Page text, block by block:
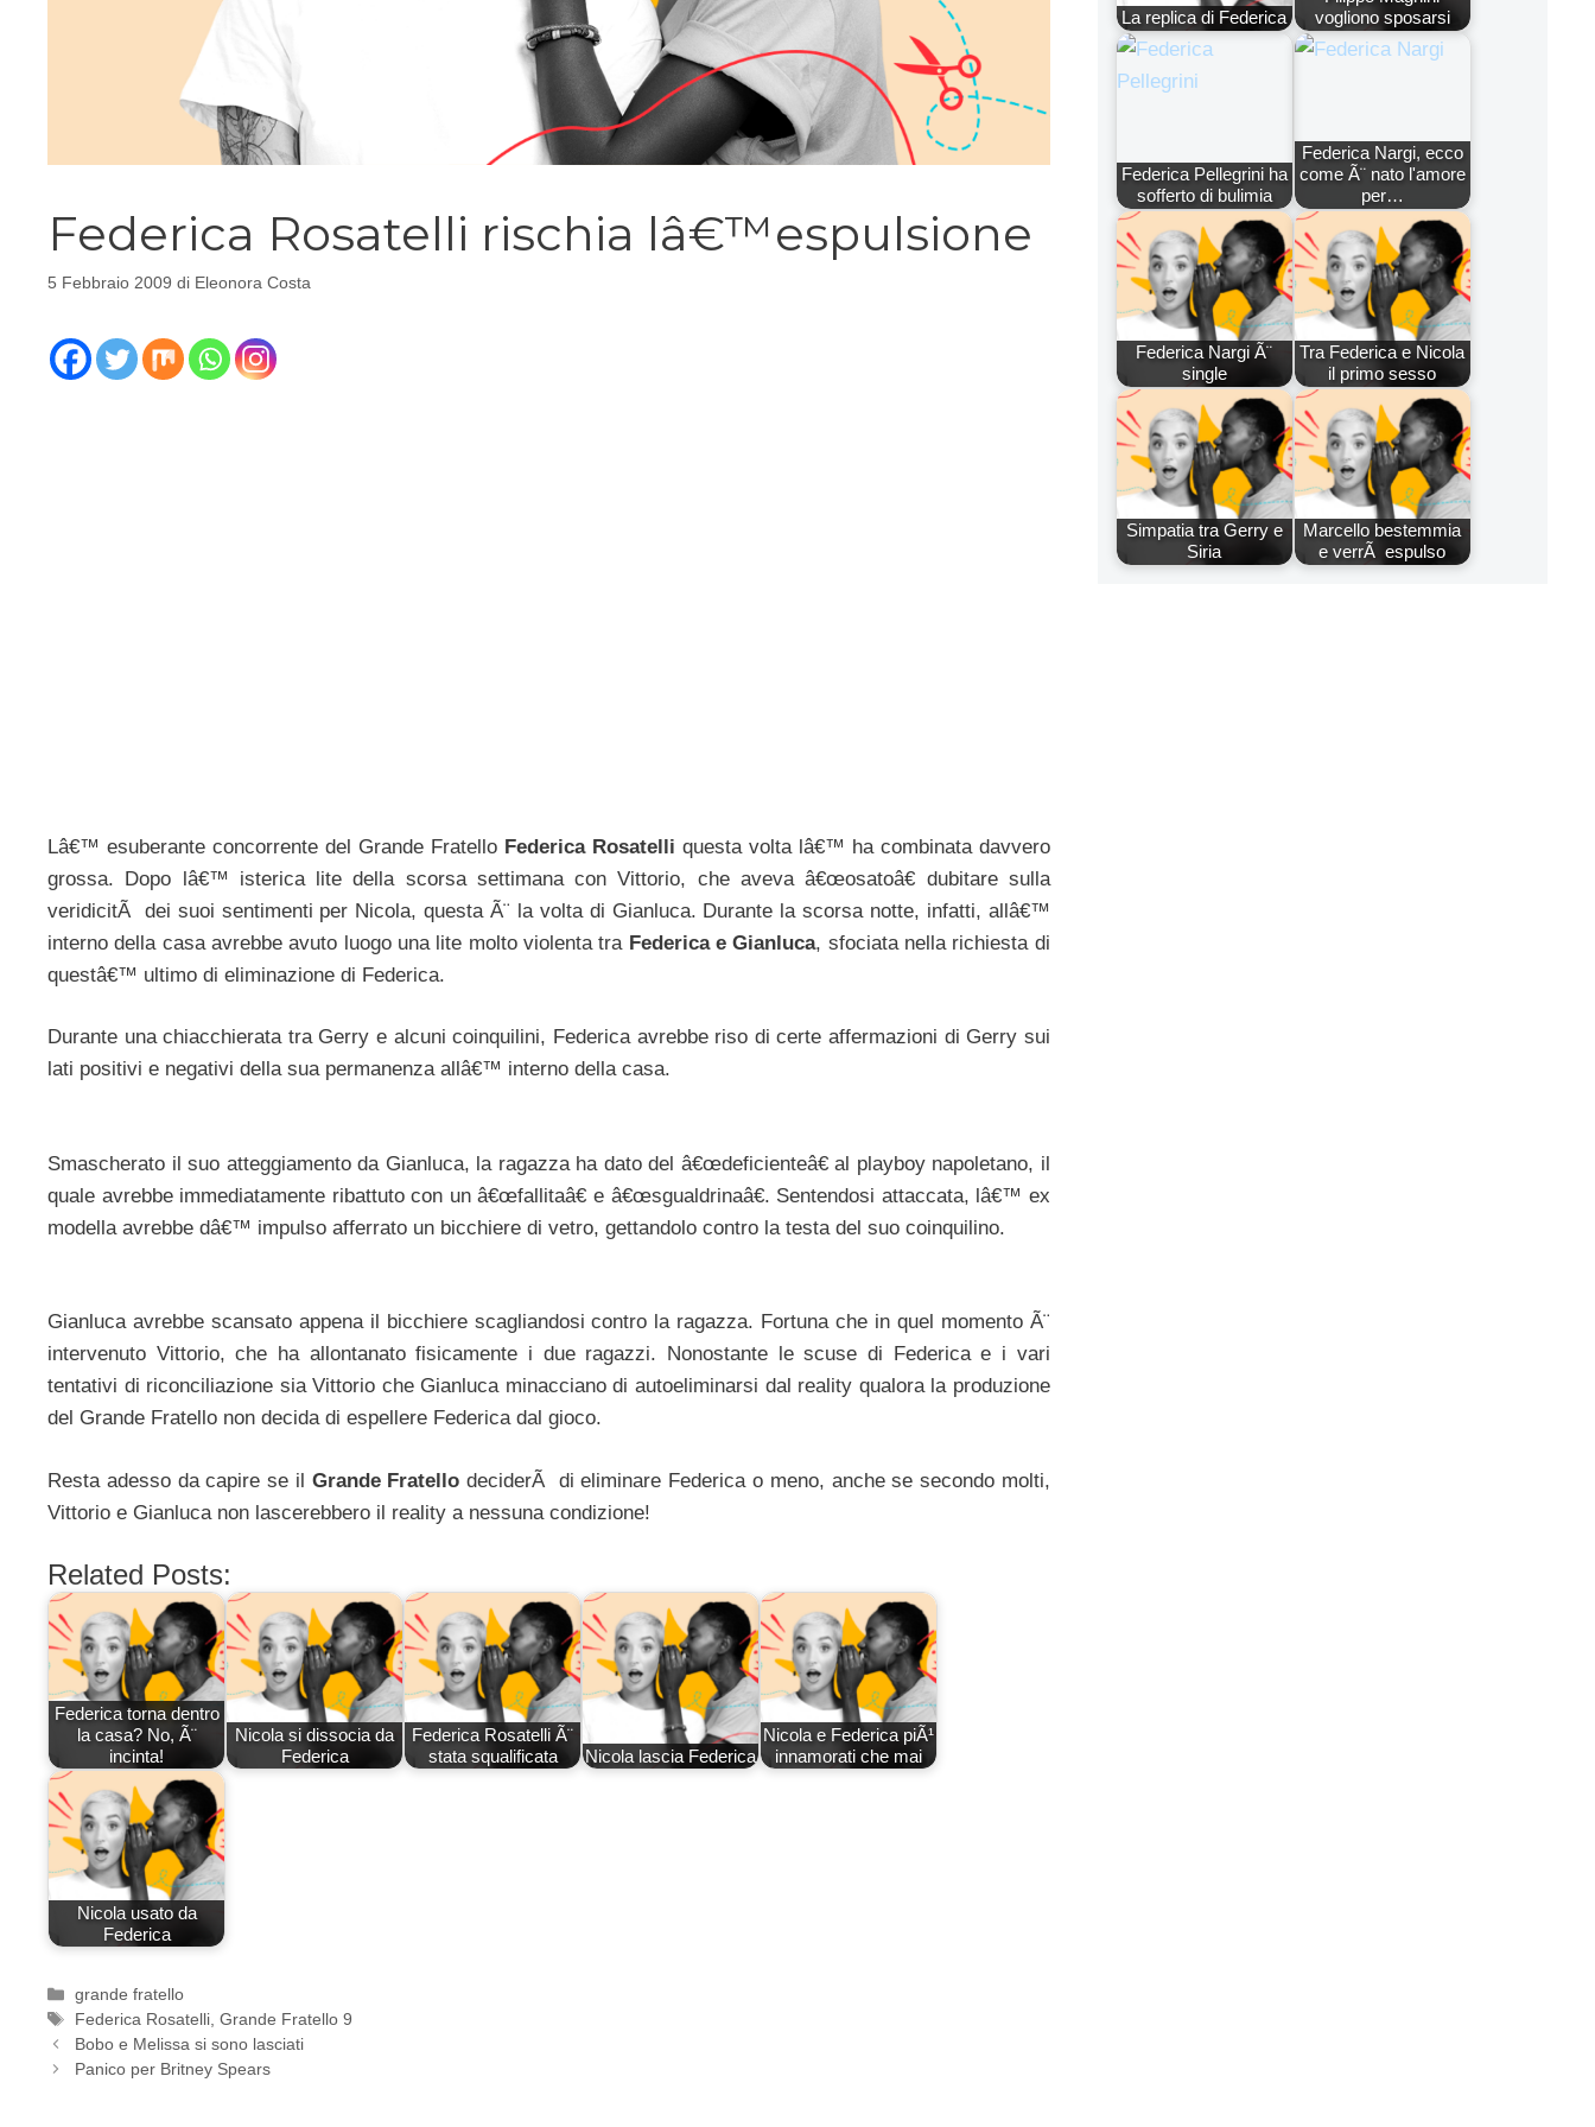
Federica Rosatelli rischia lâ€™espulsione
5 Febbraio 2009 di Eleonora Costa
Lâ€™ esuberante concorrente del Grande Fratello Federica Rosatelli questa volta lâ€™ ha combinata davvero
grossa. Dopo lâ€™ isterica lite della scorsa settimana con Vittorio, che aveva â€œosatoâ€ dubitare sulla
veridicitÃ dei suoi sentimenti per Nicola, questa Ã¨ la volta di Gianluca. Durante la scorsa notte, infatti, allâ€™
interno della casa avrebbe avuto luogo una lite molto violenta tra Federica e Gianluca, sfociata nella richiesta di
questâ€™ ultimo di eliminazione di Federica.
Durante una chiacchierata tra Gerry e alcuni coinquilini, Federica avrebbe riso di certe affermazioni di Gerry sui
lati positivi e negativi della sua permanenza allâ€™ interno della casa.
Smascherato il suo atteggiamento da Gianluca, la ragazza ha dato del â€œdeficienteâ€ al playboy napoletano, il
quale avrebbe immediatamente ribattuto con un â€œfallitaâ€ e â€œsgualdrinaâ€. Sentendosi attaccata, lâ€™ ex
modella avrebbe dâ€™ impulso afferrato un bicchiere di vetro, gettandolo contro la testa del suo coinquilino.
Gianluca avrebbe scansato appena il bicchiere scagliandosi contro la ragazza. Fortuna che in quel momento Ã¨
intervenuto Vittorio, che ha allontanato fisicamente i due ragazzi. Nonostante le scuse di Federica e i vari
tentativi di riconciliazione sia Vittorio che Gianluca minacciano di autoeliminarsi dal reality qualora la produzione
del Grande Fratello non decida di espellere Federica dal gioco.
Resta adesso da capire se il Grande Fratello deciderÃ di eliminare Federica o meno, anche se secondo molti,
Vittorio e Gianluca non lascerebbero il reality a nessuna condizione!
Related Posts:
Federica torna dentro
la casa? No, Ã¨
incinta!
Nicola si dissocia da
Federica
Federica Rosatelli Ã¨
stata squalificata
Nicola lascia Federica
Nicola e Federica piÃ¹
innamorati che mai
Nicola usato da
Federica
Categorie
grande fratello
Tag
Federica Rosatelli,Grande Fratello 9
Bobo e Melissa si sono lasciati
Panico per Britney Spears
La replica di Federica
vogliono sposarsi
Federica Pellegrini ha
sofferto di bulimia
Federica Nargi, ecco
come Ã¨ nato l'amore
per…
Federica Nargi Ã¨
single
Tra Federica e Nicola
il primo sesso
Simpatia tra Gerry e
Siria
Marcello bestemmia
e verrÃ espulso